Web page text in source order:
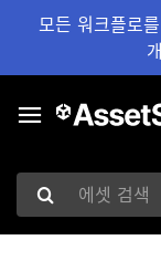
모든 워크플로
에셋 검색